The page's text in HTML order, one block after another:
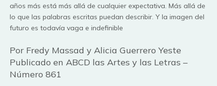
años más está más allá de cualquier expectativa. Más allá de
lo que las palabras escritas puedan describir. Y la imagen del
futuro es todavía vaga e indefinible
Por Fredy Massad y Alicia Guerrero Yeste
Publicado en ABCD las Artes y las Letras –
Número 861